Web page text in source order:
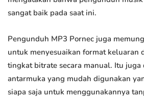
sangat baik pada saat ini.
Pengunduh MP3 Pornec juga
untuk menyesuaikan format keluaran
tingkat bitrate secara manual. Itu
antarmuka yang mudah digunakan
siapa saja untuk menggunakannya